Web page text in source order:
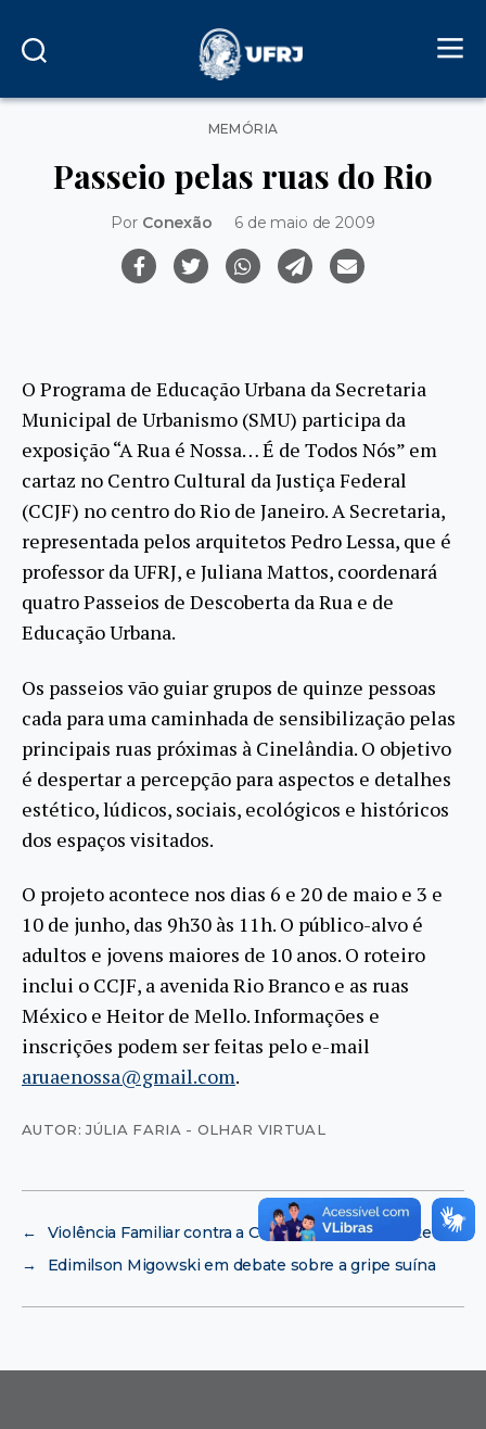
Categorias
MEMÓRIA
Passeio pelas ruas do Rio
Por Conexão 6 de maio de 2009
O Programa de Educação Urbana da Secretaria
Municipal de Urbanismo (SMU) participa da
exposição “A Rua é Nossa… É de Todos Nós” em
cartaz no Centro Cultural da Justiça Federal
(CCJF) no centro do Rio de Janeiro. A Secretaria,
representada pelos arquitetos Pedro Lessa, que é
professor da UFRJ, e Juliana Mattos, coordenará
quatro Passeios de Descoberta da Rua e de
Educação Urbana.
Os passeios vão guiar grupos de quinze pessoas
cada para uma caminhada de sensibilização pelas
principais ruas próximas à Cinelândia. O objetivo
é despertar a percepção para aspectos e detalhes
estético, lúdicos, sociais, ecológicos e históricos
dos espaços visitados.
O projeto acontece nos dias 6 e 20 de maio e 3 e
10 de junho, das 9h30 às 11h. O público-alvo é
adultos e jovens maiores de 10 anos. O roteiro
inclui o CCJF, a avenida Rio Branco e as ruas
México e Heitor de Mello. Informações e
inscrições podem ser feitas pelo e-mail
aruaenossa@gmail.com.
AUTOR: JÚLIA FARIA - OLHAR VIRTUAL
←
Violência Familiar contra a Criança e o Adolescente
→
Edimilson Migowski em debate sobre a gripe suína